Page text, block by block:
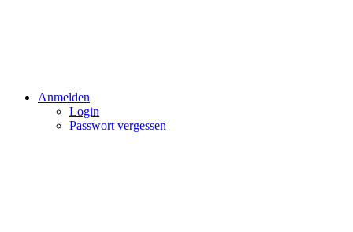
Anmelden
Login
Passwort vergessen